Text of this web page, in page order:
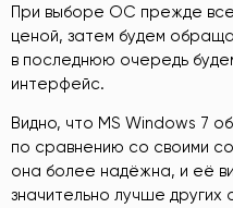
При выборе ОС прежде
ценой, затем будем
в последнюю очередь
интерфейс.
Видно, что MS Windows 7
по сравнению со своими
она более надёжна, и её
значительно лучше